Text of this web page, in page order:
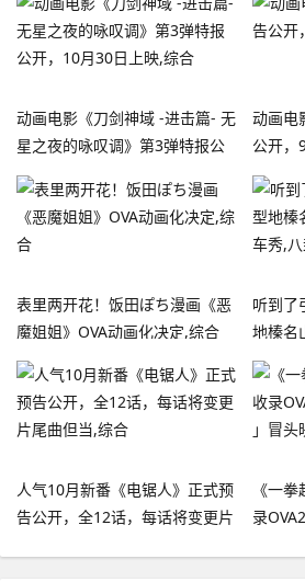
动画电影《刀剑神域 -进击篇- 无
星之夜的咏叹调》第3弹特报公
开，10月30日上映,综合
动画电
公开，
表里两开花！饭田ぽち漫画《恶
魔姐姐》OVA动画化决定,综合
听到了
地榛名
秀,八卦
人气10月新番《电锯人》正式预
告公开，全12话，每话将变更片
《一
录